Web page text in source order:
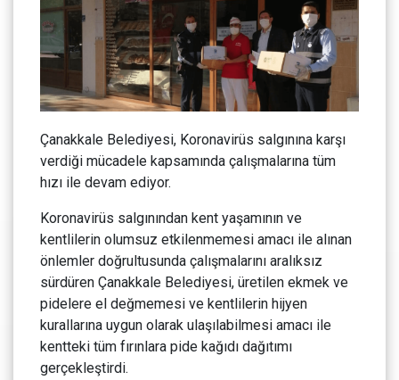
Çanakkale Belediyesi, Koronavirüs salgınına karşı
verdiği mücadele kapsamında çalışmalarına tüm
hızı ile devam ediyor.
Koronavirüs salgınından kent yaşamının ve
kentlilerin olumsuz etkilenmemesi amacı ile alınan
önlemler doğrultusunda çalışmalarını aralıksız
sürdüren Çanakkale Belediyesi, üretilen ekmek ve
pidelere el değmemesi ve kentlilerin hijyen
kurallarına uygun olarak ulaşılabilmesi amacı ile
kentteki tüm fırınlara pide kağıdı dağıtımı
gerçekleştirdi.